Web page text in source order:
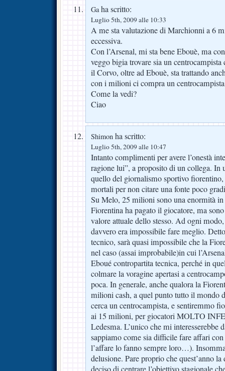
Gaha scritto:
Luglio 5th, 2009 alle 10:33
A me sta valutazione di Marchionni a 6
eccessiva.
Con l’Arsenal, mi sta bene Ebouè, ma
veggo bigia trovare sia un
il Corvo, oltre ad Ebouè, sta trattando
con i milioni ci compra un
Come la vedi?
Ciao
Shimon ha scritto:
Luglio 5th, 2009 alle 10:47
Intanto complimenti per avere l’onestà
ragione lui”, a proposito di un collega. In
quello del giornalismo sportivo
mortali per non citare una fonte poco
Su Melo, 25 milioni sono una enormità
Fiorentina ha pagato il giocatore, ma
valore attuale dello stesso. Ad ogni
davvero era impossibile fare meglio.
tecnico, sarà quasi impossibile che la
nel caso (assai improbabile)in cui
Eboué contropartita tecnica, perché in
colmare la voragine apertasi a
poca. In generale, anche qualora la
milioni cash, a quel punto tutto il mondo
cerca un centrocampista, e sentiremmo
ai 15 milioni, per giocatori MOLTO
Ledesma. L’unico che mi interesserebbe
sappiamo come sia difficile fare affari con
l’affare lo fanno sempre loro…).
delusione. Pare proprio che quest’anno